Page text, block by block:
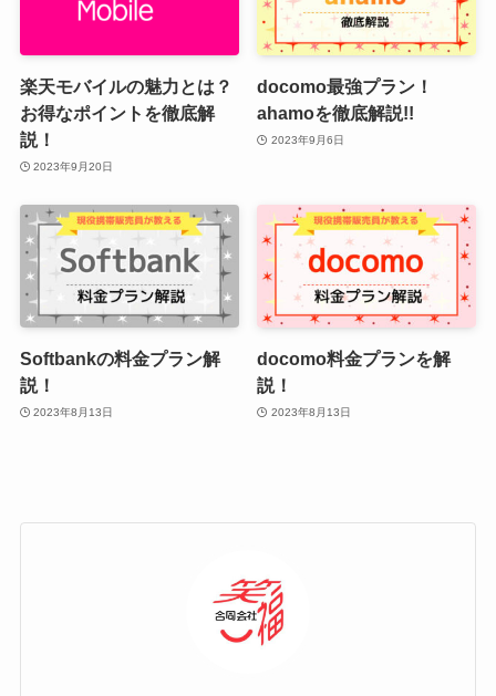
楽天モバイルの魅力とは？
お得なポイントを徹底解
説！
2023年9月20日
docomo最強プラン！
ahamoを徹底解説!!
2023年9月6日
Softbankの料金プラン解
説！
2023年8月13日
docomo料金プランを解
説！
2023年8月13日